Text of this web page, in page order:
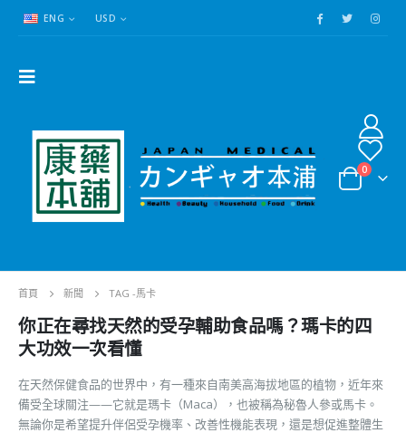
ENG USD
0
首頁 新聞 TAG -馬卡
你正在尋找天然的受孕輔助食品嗎？瑪卡的四
大功效一次看懂
在天然保健食品的世界中，有一種來自南美高海拔地區的植物，近年來
備受全球關注——它就是瑪卡（Maca），也被稱為秘魯人參或馬卡。
無論你是希望提升伴侶受孕機率、改善性機能表現，還是想促進整體生